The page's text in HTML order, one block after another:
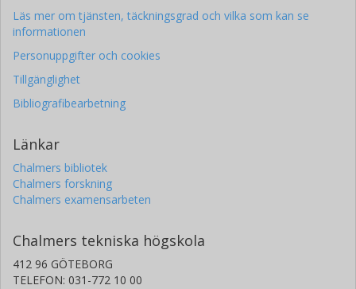
Läs mer om tjänsten, täckningsgrad och vilka som kan se
informationen
Personuppgifter och cookies
Tillgänglighet
Bibliografibearbetning
Länkar
Chalmers bibliotek
Chalmers forskning
Chalmers examensarbeten
Chalmers tekniska högskola
412 96 GÖTEBORG
TELEFON: 031-772 10 00